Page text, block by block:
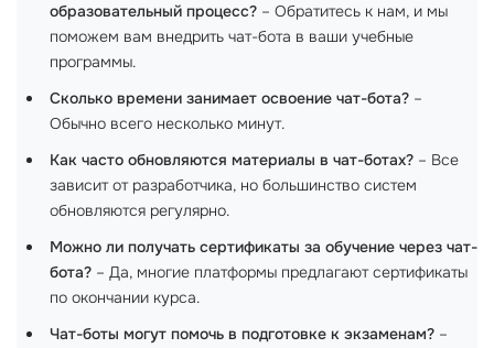
образовательный процесс? – Обратитесь к нам, и мы
поможем вам внедрить чат-бота в ваши учебные
программы.
Сколько времени занимает освоение чат-бота? –
Обычно всего несколько минут.
Как часто обновляются материалы в чат-ботах? – Все
зависит от разработчика, но большинство систем
обновляются регулярно.
Можно ли получать сертификаты за обучение через чат-
бота? – Да, многие платформы предлагают сертификаты
по окончании курса.
Чат-боты могут помочь в подготовке к экзаменам? –